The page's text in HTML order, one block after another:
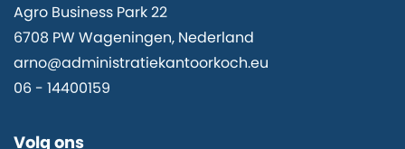
Agro Business Park 22
6708 PW Wageningen, Nederland
arno@administratiekantoorkoch.eu
06 - 14400159
Volg ons